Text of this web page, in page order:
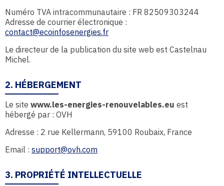
Numéro TVA intracommunautaire : FR 82509303244
Adresse de courrier électronique :
contact@ecoinfosenergies.fr
Le directeur de la publication du site web est Castelnau
Michel.
2. HÉBERGEMENT
Le site www.les-energies-renouvelables.eu est
hébergé par : OVH
Adresse : 2 rue Kellermann, 59100 Roubaix, France
Email : support@ovh.com
3. PROPRIÉTÉ INTELLECTUELLE